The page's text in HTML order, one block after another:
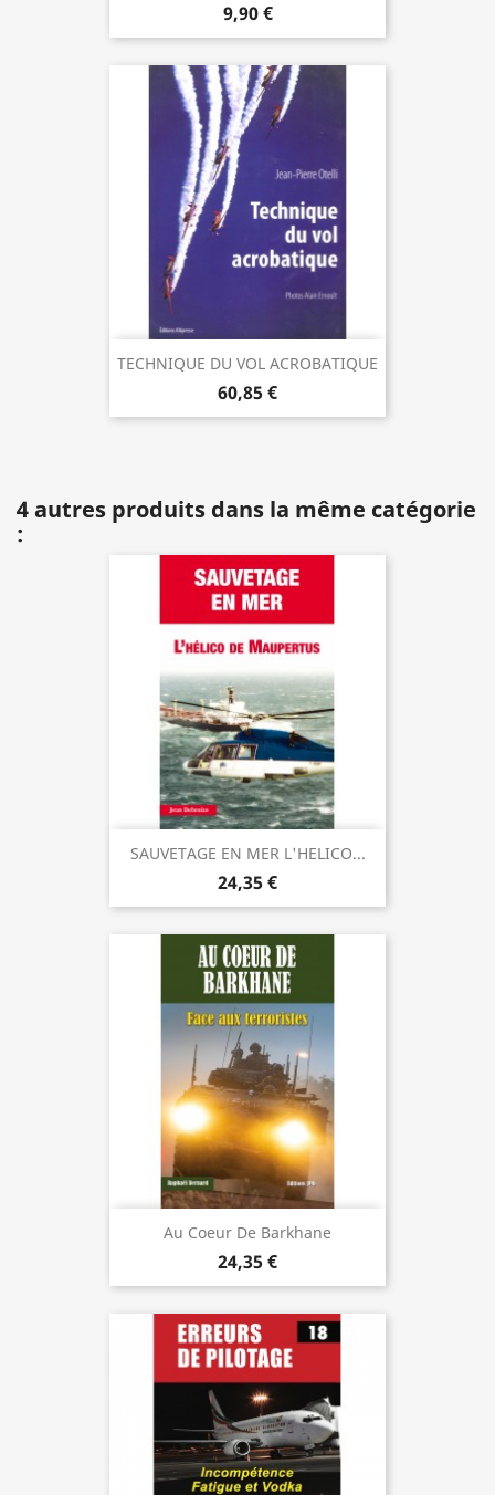
9,90 €
TECHNIQUE DU VOL ACROBATIQUE
60,85 €
4 autres produits dans la même catégorie
:
SAUVETAGE EN MER L'HELICO...
24,35 €
Au Coeur De Barkhane
24,35 €